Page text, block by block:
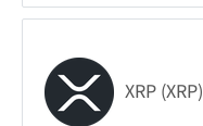
XRP (XRP)